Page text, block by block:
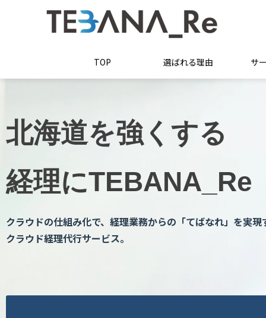
TOP 選ばれる理由 サ
北海道を強くする
経理にTEBANA_Re
クラウドの仕組み化で、
クラウド経理代行サービス。